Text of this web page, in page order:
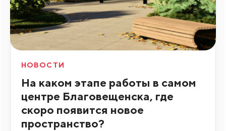
НОВОСТИ
На каком этапе работы в самом
центре Благовещенска, где
скоро появится новое
пространство?